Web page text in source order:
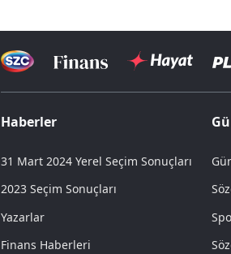
Haberler
31 Mart 2024 Yerel Seçim Sonuçları
2023 Seçim Sonuçları
Yazarlar
Finans Haberleri